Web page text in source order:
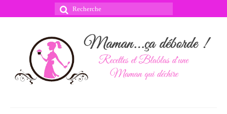
Rechercher